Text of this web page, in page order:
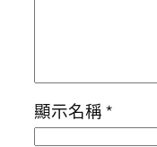
顯示名稱*